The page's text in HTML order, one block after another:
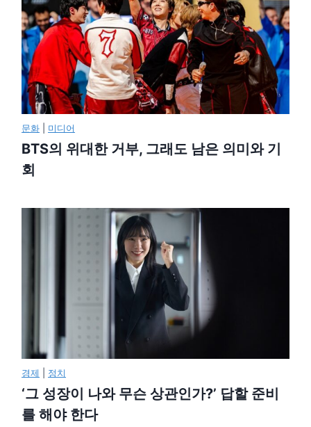
문화 미디어
BTS의 위대한 거부, 그래도 남은 의미와 기
회
경제 정치
‘그 성장이 나와 무슨 상관인가?’ 답할 준비
를 해야 한다